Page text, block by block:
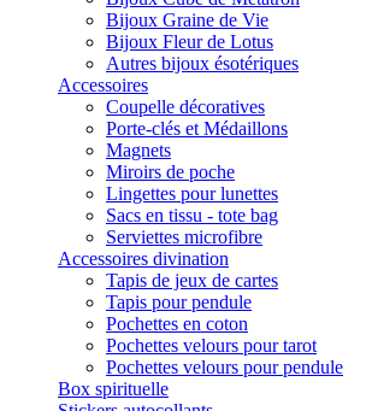
Bijoux Graine de Vie
Bijoux Fleur de Lotus
Autres bijoux ésotériques
Accessoires
Coupelle décoratives
Porte-clés et Médaillons
Magnets
Miroirs de poche
Lingettes pour lunettes
Sacs en tissu - tote bag
Serviettes microfibre
Accessoires divination
Tapis de jeux de cartes
Tapis pour pendule
Pochettes en coton
Pochettes velours pour tarot
Pochettes velours pour pendule
Box spirituelle